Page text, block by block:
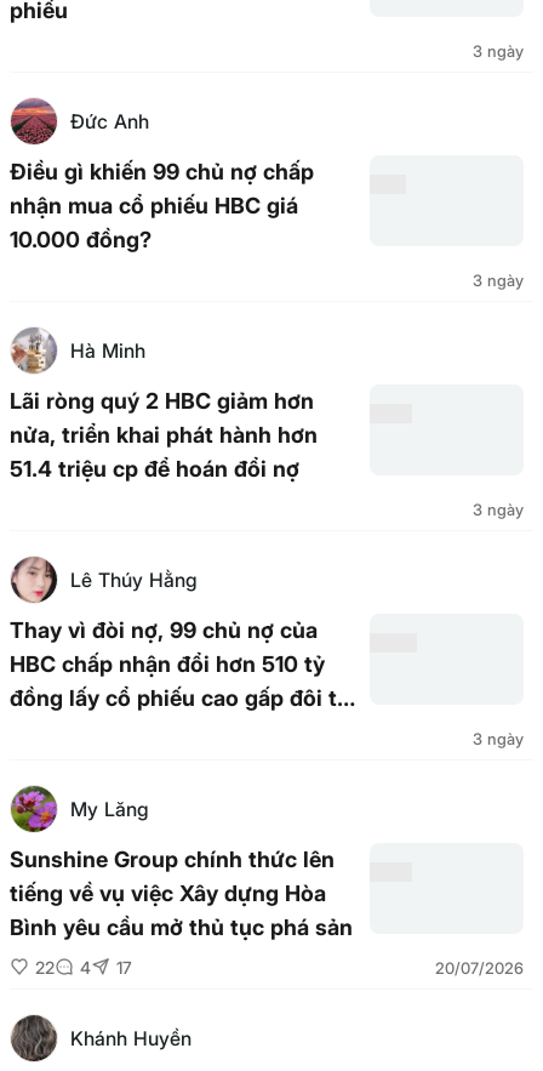
phiếu
3 ngày
Đức Anh
Điều gì khiến 99 chủ nợ chấp
nhận mua cổ phiếu HBC giá
10.000 đồng?
3 ngày
Hà Minh
Lãi ròng quý 2 HBC giảm hơn
nửa, triển khai phát hành hơn
51.4 triệu cp để hoán đổi nợ
3 ngày
Lê Thúy Hằng
Thay vì đòi nợ, 99 chủ nợ của
HBC chấp nhận đổi hơn 510 tỷ
đồng lấy cổ phiếu cao gấp đôi thị
3 ngày
My Lăng
Sunshine Group chính thức lên
tiếng về vụ việc Xây dựng Hòa
Bình yêu cầu mở thủ tục phá sản
22 4 17 20/07/2026
Khánh Huyền